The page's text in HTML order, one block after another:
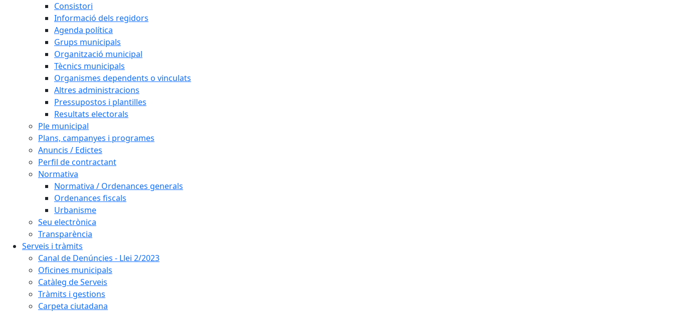
Consistori
Informació dels regidors
Agenda política
Grups municipals
Organització municipal
Tècnics municipals
Organismes dependents o vinculats
Altres administracions
Pressupostos i plantilles
Resultats electorals
Ple municipal
Plans, campanyes i programes
Anuncis / Edictes
Perfil de contractant
Normativa
Normativa / Ordenances generals
Ordenances fiscals
Urbanisme
Seu electrònica
Transparència
Serveis i tràmits
Canal de Denúncies - Llei 2/2023
Oficines municipals
Catàleg de Serveis
Tràmits i gestions
Carpeta ciutadana